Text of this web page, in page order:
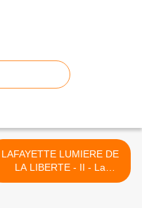
LAFAYETTE LUMIERE DE
LA LIBERTE - II - La
Révélation >